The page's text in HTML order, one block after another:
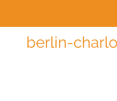
berlin-